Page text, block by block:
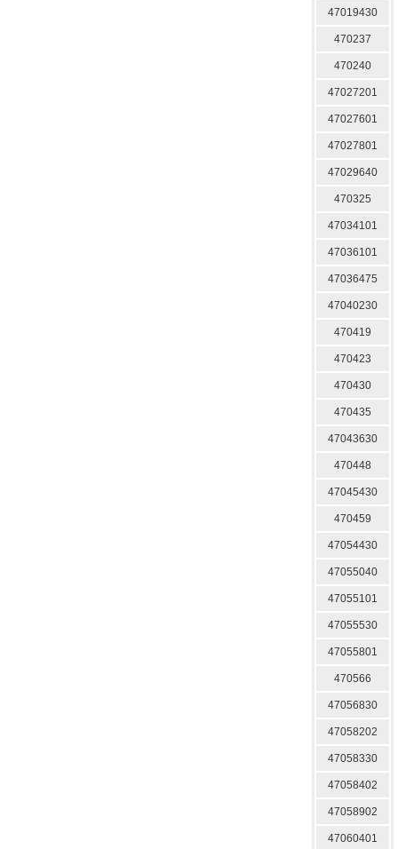
47019430
470237
470240
47027201
47027601
47027801
47029640
470325
47034101
47036101
47036475
47040230
470419
470423
470430
470435
47043630
470448
47045430
470459
47054430
47055040
47055101
47055530
47055801
470566
47056830
47058202
47058330
47058402
47058902
47060401